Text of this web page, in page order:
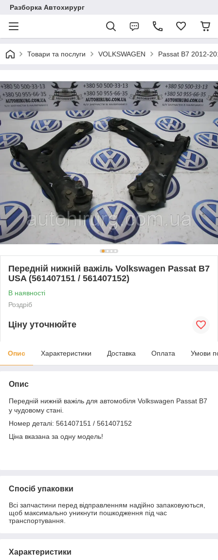
Разборка Автохирург
Товари та послуги VOLKSWAGEN Passat B7 2012-
Передній нижній важіль Volkswagen Passat B7
USA (561407151 / 561407152)
В наявності
Роздріб
Ціну уточнюйте
Опис Характеристики Доставка Оплата Умови
Опис
Передній нижній важіль для автомобіля Volkswagen Passat B7
у чудовому стані.
Номер деталі: 561407151 / 561407152
Ціна вказана за одну модель!
Спосіб упаковки
Всі запчастини перед відправленням надійно запаковуються,
щоб максимально уникнути пошкодження під час
транспортування.
Характеристики